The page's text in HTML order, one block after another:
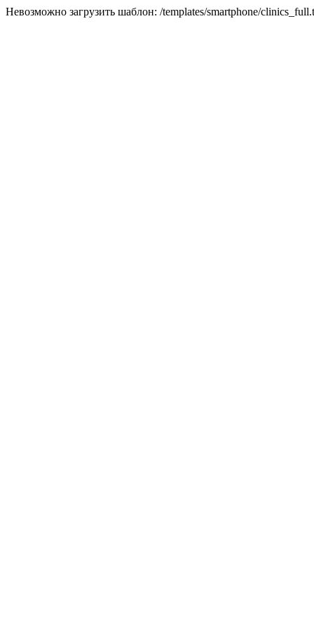
Невозможно загрузить шаблон: /templates/smartphone/